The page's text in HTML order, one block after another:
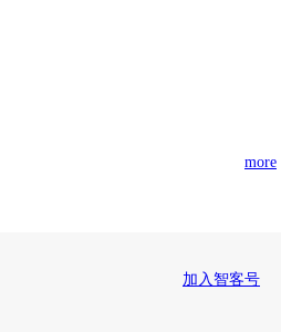
more
加入智客号